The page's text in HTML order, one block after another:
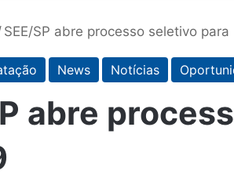
SEE/SP abre processo seletivo
News Notícias
abre